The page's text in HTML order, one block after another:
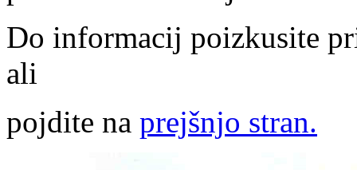
Do informacij poizkusite
ali
pojdite na prejšnjo stran.